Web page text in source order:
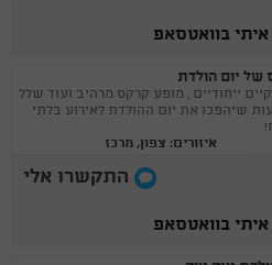
איתי בוואטסאפ
של יום הולדת
ייחודיים , מופע קרקס מרהיב ועוד שלל
שיהפכו את יום ההולדת לאירוע בלתי
איזורים: צפון, מרכז
התקשרו אלי
איתי בוואטסאפ